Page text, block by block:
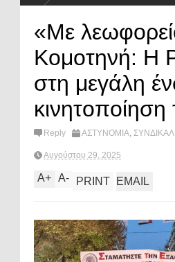
«Με
Κομοτηνή: Η
στη μεγάλη
Reply ΑΣΤΥΝΟΜΙΑ,
Αυγούστου 29, 2025
A+ A- PRINT EMAIL